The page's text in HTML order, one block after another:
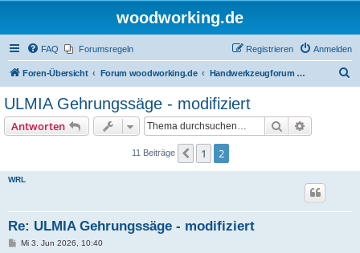
woodworking.de
FAQ Forumsregeln Anmelden
Registrieren
Foren-Übersicht Forum woodworking.de Handwerkzeugforum - das leise Forum
ULMIA Gehrungssäge - modifiziert
Antworten Suche
11 Beiträge Vorherige
1 2
WRL
Re: ULMIA Gehrungssäge - modifiziert
BMi 3. Jun 2026, 10:40